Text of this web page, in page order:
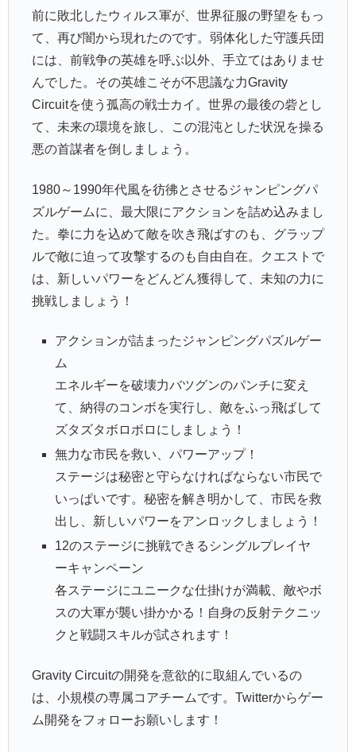
前に敗北したウィルス軍が、世界征服の野望をもっ
て、再び闇から現れたのです。弱体化した守護兵団
には、前戦争の英雄を呼ぶ以外、手立てはありませ
んでした。その英雄こそが不思議な力Gravity
Circuitを使う孤高の戦士カイ。世界の最後の砦とし
て、未来の環境を旅し、この混沌とした状況を操る
悪の首謀者を倒しましょう。
1980～1990年代風を彷彿とさせるジャンピングパ
ズルゲームに、最大限にアクションを詰め込みまし
た。拳に力を込めて敵を吹き飛ばすのも、グラップ
ルで敵に迫って攻撃するのも自由自在。クエストで
は、新しいパワーをどんどん獲得して、未知の力に
挑戦しましょう！
アクションが詰まったジャンピングパズルゲー
ム
エネルギーを破壊力バツグンのパンチに変え
て、納得のコンボを実行し、敵をふっ飛ばして
ズタズタボロボロにしましょう！
無力な市民を救い、パワーアップ！
ステージは秘密と守らなければならない市民で
いっぱいです。秘密を解き明かして、市民を救
出し、新しいパワーをアンロックしましょう！
12のステージに挑戦できるシングルプレイヤ
ーキャンペーン
各ステージにユニークな仕掛けが満載、敵やボ
スの大軍が襲い掛かかる！自身の反射テクニッ
クと戦闘スキルが試されます！
Gravity Circuitの開発を意欲的に取組んでいるの
は、小規模の専属コアチームです。Twitterからゲー
ム開発をフォローお願いします！